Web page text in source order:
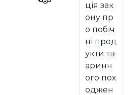
ція зак
ону пр
о побіч
ні прод
укти тв
аринн
ого пох
оджен